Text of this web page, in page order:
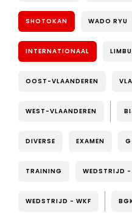
SHOTOKAN WADO RYU
INTERNATIONAAL
OOST-VLAANDEREN
WEST-VLAANDEREN
DIVERSE EXAMEN
TRAINING WEDSTRIJD
WEDSTRIJD - WKF